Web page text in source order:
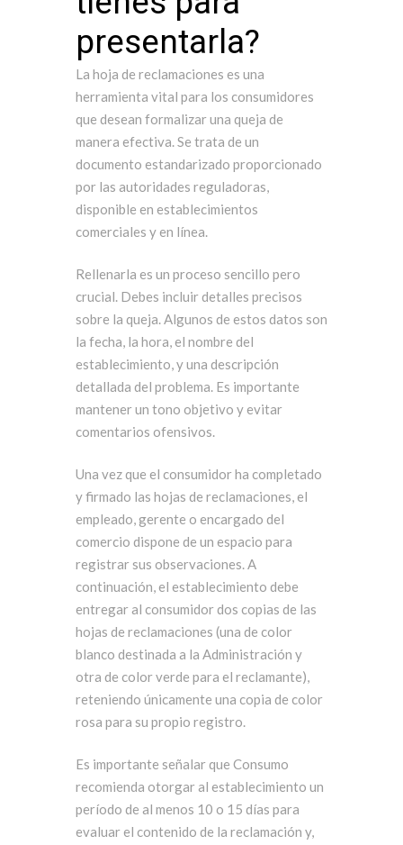
presentarla?
La hoja de reclamaciones es una
herramienta vital para los consumidores
que desean formalizar una queja de
manera efectiva. Se trata de un
documento estandarizado proporcionado
por las autoridades reguladoras,
disponible en establecimientos
comerciales y en línea.
Rellenarla es un proceso sencillo pero
crucial. Debes incluir detalles precisos
sobre la queja. Algunos de estos datos son
la fecha, la hora, el nombre del
establecimiento, y una descripción
detallada del problema. Es importante
mantener un tono objetivo y evitar
comentarios ofensivos.
Una vez que el consumidor ha completado
y firmado las hojas de reclamaciones, el
empleado, gerente o encargado del
comercio dispone de un espacio para
registrar sus observaciones. A
continuación, el establecimiento debe
entregar al consumidor dos copias de las
hojas de reclamaciones (una de color
blanco destinada a la Administración y
otra de color verde para el reclamante),
reteniendo únicamente una copia de color
rosa para su propio registro.
Es importante señalar que Consumo
recomienda otorgar al establecimiento un
período de al menos 10 o 15 días para
evaluar el contenido de la reclamación y,